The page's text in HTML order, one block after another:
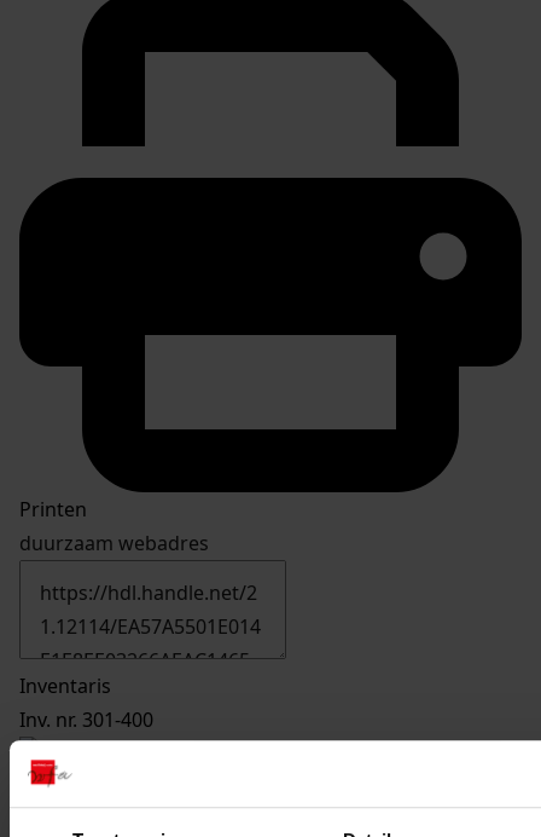
Printen
duurzaam webadres
Inventaris
Inv. nr. 301-400
370Oprichten van een melkverwerkingsruimte, 27-04-